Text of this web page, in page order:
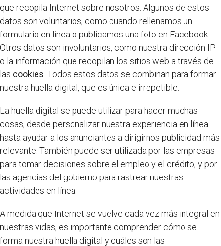
que recopila Internet sobre nosotros. Algunos de estos
datos son voluntarios, como cuando rellenamos un
formulario en línea o publicamos una foto en Facebook.
Otros datos son involuntarios, como nuestra dirección IP
o la información que recopilan los sitios web a través de
las cookies . Todos estos datos se combinan para formar
nuestra huella digital, que es única e irrepetible.
La huella digital se puede utilizar para hacer muchas
cosas, desde personalizar nuestra experiencia en línea
hasta ayudar a los anunciantes a dirigirnos publicidad más
relevante. También puede ser utilizada por las empresas
para tomar decisiones sobre el empleo y el crédito, y por
las agencias del gobierno para rastrear nuestras
actividades en línea.
A medida que Internet se vuelve cada vez más integral en
nuestras vidas, es importante comprender cómo se
forma nuestra huella digital y cuáles son las